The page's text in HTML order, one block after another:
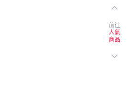
前往
人氣
商品